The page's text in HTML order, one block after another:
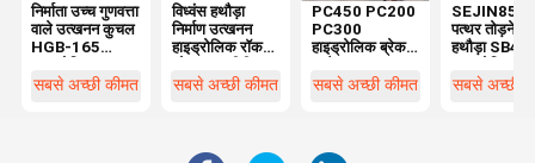
निर्माता उच्च गुणवत्ता
वाले उत्खनन कुचल
HGB-165
बेचते हैं
सबसे अच्छी कीमत
विध्वंस हथौड़ा
निर्माण उत्खनन
हाइड्रोलिक रॉक
सबसे अच्छी कीमत
PC450 PC200
PC300
हाइड्रोलिक ब्रेकर
40T
सबसे अच्छी कीमत
SEJIN850
पत्थर तोड़ने
हथौड़ा SB45
हथौड़ा रॉक
सबसे अच्छी